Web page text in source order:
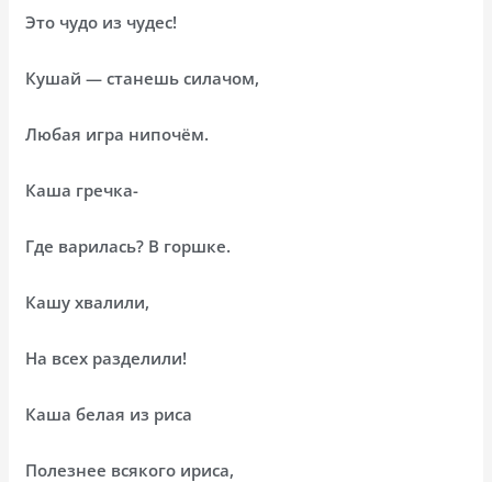
Это чудо из чудес!
Кушай — станешь силачом,
Любая игра нипочём.
Каша гречка-
Где варилась? В горшке.
Кашу хвалили,
На всех разделили!
Каша белая из риса
Полезнее всякого ириса,